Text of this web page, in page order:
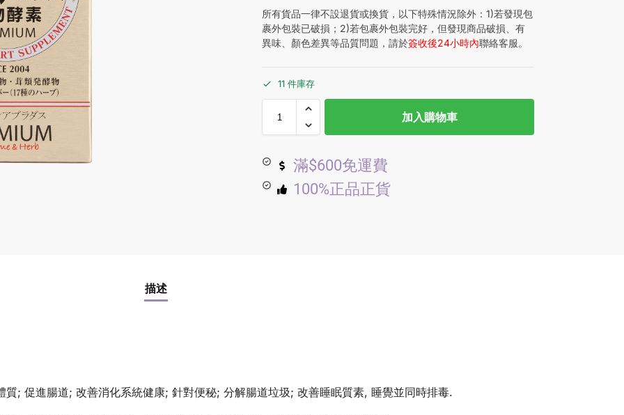
所有貨品一律不設退貨或換貨，以下特殊情況除外：1)若發現包
裹外包裝已破損；2)若包裹外包裝完好，但發現商品破損、有
異味、顏色差異等品質問題，請於簽收後24小時內聯絡客服。
11 件庫存
加入購物車
滿$600免運費
100%正品正貨
描述
; 促進腸道; 改善消化系統健康; 針對便秘; 分解腸道垃圾; 改善睡眠質素, 睡覺並同時排毒.